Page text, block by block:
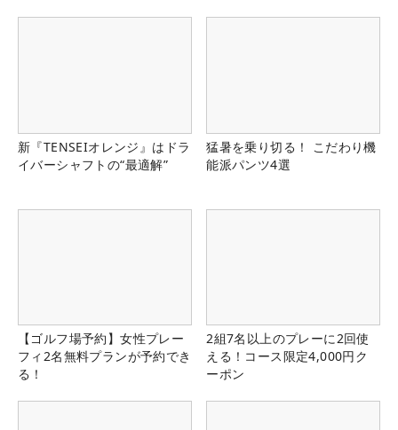
新『TENSEIオレンジ』はドラ
イバーシャフトの“最適解”
猛暑を乗り切る！ こだわり機
能派パンツ4選
【ゴルフ場予約】女性プレー
フィ2名無料プランが予約でき
る！
2組7名以上のプレーに2回使
える！コース限定4,000円ク
ーポン